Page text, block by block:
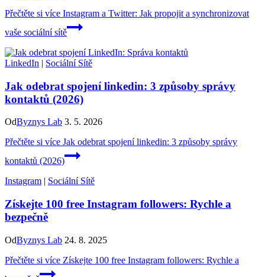
Přečtěte si více Instagram a Twitter: Jak propojit a synchronizovat
vaše sociální sítě
LinkedIn | Sociální Sítě
Jak odebrat spojení linkedin: 3 způsoby správy
kontaktů (2026)
OdByznys Lab 3. 5. 2026
Přečtěte si více Jak odebrat spojení linkedin: 3 způsoby správy
kontaktů (2026)
Instagram | Sociální Sítě
Získejte 100 free Instagram followers: Rychle a
bezpečně
OdByznys Lab 24. 8. 2025
Přečtěte si více Získejte 100 free Instagram followers: Rychle a